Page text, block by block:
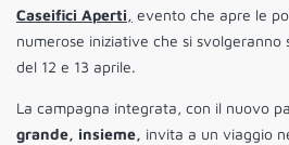
Caseifici Aperti, evento che apre le
numerose iniziative che si
del 12 e 13 aprile.
La campagna integrata, con il nuovo
grande, insieme, invita a un viaggio